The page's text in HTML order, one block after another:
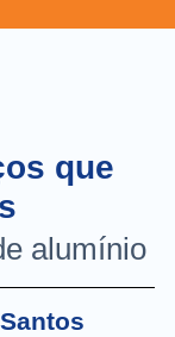
que
alumínio